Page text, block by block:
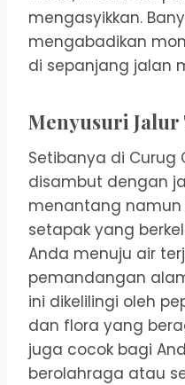
mengasyikkan.
mengabadikan
di sepanjang jalan
Menyusuri
Setibanya di Curug
disambut dengan
menantang namun
setapak yang
Anda menuju air
pemandangan
ini dikelilingi oleh
dan flora yang
juga cocok bagi
berolahraga atau